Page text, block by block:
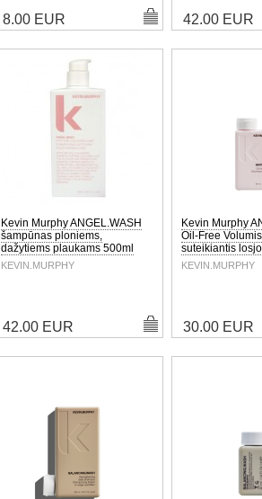
8.00 EUR 42.00 EUR
Kevin Murphy ANGEL.WASH
šampūnas ploniems,
dažytiems plaukams 500ml
KEVIN.MURPHY
42.00 EUR
Kevin Murphy
Oil-Free
suteikiantis
KEVIN.MURPHY
30.00 EUR